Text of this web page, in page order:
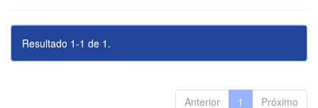
Resultado 1-1 de 1.
Anterior 1 Próximo